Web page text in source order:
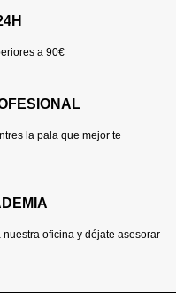
a 90€
la pala que mejor te
oficina y déjate asesorar